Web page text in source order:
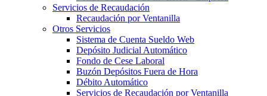
Servicios de Recaudación
Recaudación por Ventanilla
Otros Servicios
Sistema de Cuenta Sueldo Web
Depósito Judicial Automático
Fondo de Cese Laboral
Buzón Depósitos Fuera de Hora
Débito Automático
Servicios de Recaudación por Ventanilla